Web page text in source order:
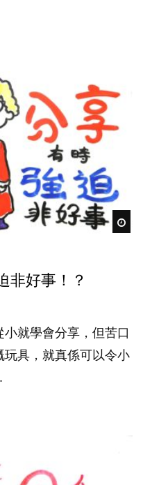
非好事！？
就學會分享，但苦口
具，就真係可以令小